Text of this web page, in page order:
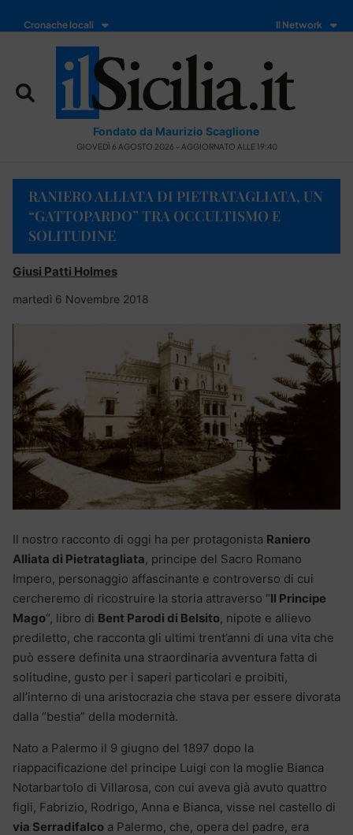
Cronache locali Il Network
Fondato da Maurizio Scaglione
GIOVEDÌ 6 AGOSTO 2026 - AGGIORNATO ALLE 19:40
RANIERO ALLIATA DI PIETRATAGLIATA, UN
“GATTOPARDO” TRA OCCULTISMO E
SOLITUDINE
Giusi Patti Holmes
martedì 6 Novembre 2018
Il nostro racconto di oggi ha per protagonista Raniero
Alliata di Pietratagliata, principe del Sacro Romano
Impero, personaggio affascinante e controverso di cui
cercheremo di ricostruire la storia attraverso “Il Principe
Mago“, libro di Bent Parodi di Belsito, nipote e allievo
prediletto, che racconta gli ultimi trent’anni di una vita che
può essere definita una straordinaria avventura fatta di
solitudine, gusto per i saperi particolari e proibiti,
all’interno di una aristocrazia che stava per essere divorata
dalla “bestia” della modernità.
Nato a Palermo il 9 giugno del 1897 dopo la
riappacificazione del principe Luigi con la moglie Bianca
Notarbartolo di Villarosa, con cui aveva già avuto quattro
figli, Fabrizio, Rodrigo, Anna e Bianca, visse nel castello di
via Serradifalco a Palermo, che, opera del padre, era